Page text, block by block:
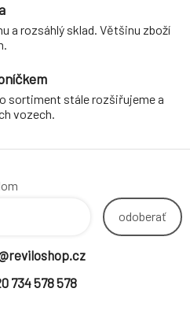
a rozsáhlý sklad. Většinu zboží
sortiment stále rozšiřujeme a
vozech.
odoberať
734 578 578